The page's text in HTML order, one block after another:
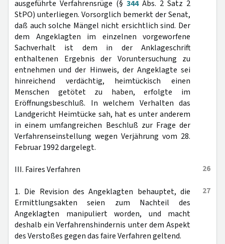
ausgeführte Verfahrensrüge (§ 344Abs. 2 Satz 2
StPO) unterliegen. Vorsorglich bemerkt der Senat,
daß auch solche Mängel nicht ersichtlich sind. Der
dem Angeklagten im einzelnen vorgeworfene
Sachverhalt ist dem in der Anklageschrift
enthaltenen Ergebnis der Voruntersuchung zu
entnehmen und der Hinweis, der Angeklagte sei
hinreichend verdächtig, heimtückisch einen
Menschen getötet zu haben, erfolgte im
Eröffnungsbeschluß. In welchem Verhalten das
Landgericht Heimtücke sah, hat es unter anderem
in einem umfangreichen Beschluß zur Frage der
Verfahrenseinstellung wegen Verjährung vom 28.
Februar 1992 dargelegt.
26
III. Faires Verfahren
27
1. Die Revision des Angeklagten behauptet, die
Ermittlungsakten seien zum Nachteil des
Angeklagten manipuliert worden, und macht
deshalb ein Verfahrenshindernis unter dem Aspekt
des Verstoßes gegen das faire Verfahren geltend.